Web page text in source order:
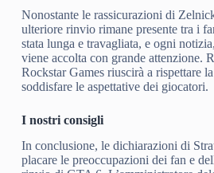
Nonostante le rassicurazioni di
ulteriore rinvio rimane presente tra i
stata lunga e travagliata, e ogni
viene accolta con grande attenzione.
Rockstar Games riuscirà a rispettare
soddisfare le aspettative dei giocatori.
I nostri consigli
In conclusione, le dichiarazioni di
placare le preoccupazioni dei fan e